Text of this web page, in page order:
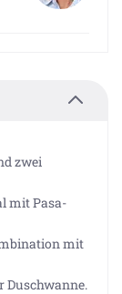
zwei
mit Pasa-
mit
Duschwanne.